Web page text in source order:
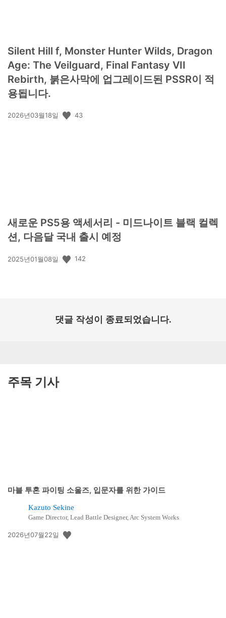
Silent Hill f, Monster Hunter Wilds, Dragon
Age: The Veilguard, Final Fantasy VII
Rebirth, 붉은사막에 업그레이드된 PSSR이 적
용됩니다.
공
2026년03월18일 43
새로운 PS5용 액세서리 - 미드나이트 블랙 컬렉
션, 다음달 국내 출시 예정
공
2025년01월08일 142
댓글 작성이 종료되었습니다.
주목 기사
마블 투혼 파이팅 소울즈, 입문자를 위한 가이드
Kazuto Sekine
Game Director, Lead Battle Designer, Arc System Works
공
2026년07월22일